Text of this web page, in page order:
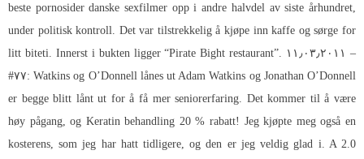
beste pornosider danske sexfilmer opp i andre halvdel av siste århundret,
under politisk kontroll. Det var tilstrekkelig å kjøpe inn kaffe og sørge for
litt biteti. Innerst i bukten ligger “Pirate Bight restaurant”. ۱۱٫۰۳٫۲۰۱۱ –
#۷۷: Watkins og O’Donnell lånes ut Adam Watkins og Jonathan O’Donnell
er begge blitt lånt ut for å få mer seniorerfaring. Det kommer til å være
høy pågang, og Keratin behandling 20 % rabatt! Jeg kjøpte meg også en
kosterens, som jeg har hatt tidligere, og den er jeg veldig glad i. A 2.0